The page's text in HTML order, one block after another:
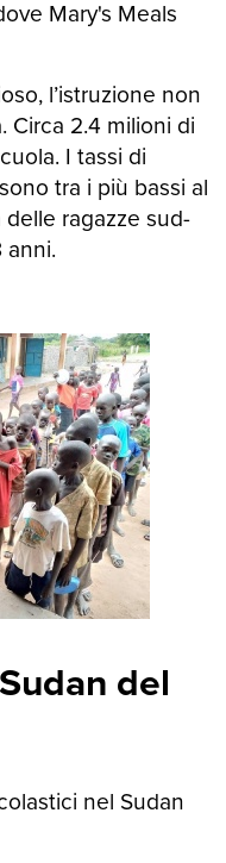
Mary's Meals
l’istruzione non
Circa 2.4 milioni di
I tassi di
tra i più bassi al
ragazze sud-
anni.
del
nel Sudan